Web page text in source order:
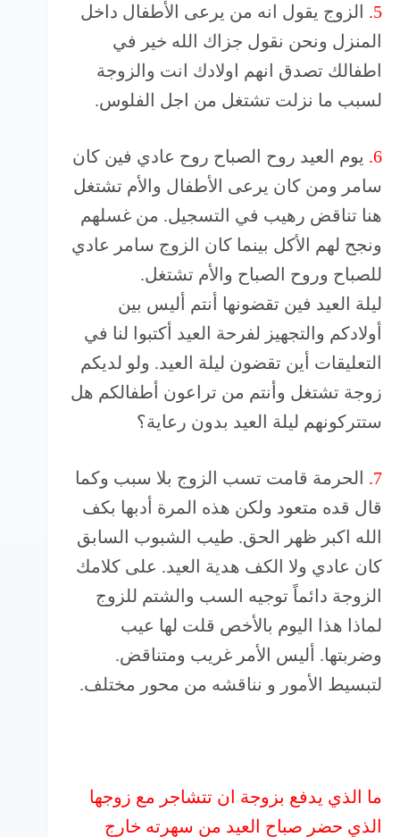
5. الزوج يقول انه من يرعى الأطفال داخل
المنزل ونحن نقول جزاك الله خير في
اطفالك تصدق انهم اولادك انت والزوجة
لسبب ما نزلت تشتغل من اجل الفلوس.
6. يوم العيد روح الصباح روح عادي فين كان
سامر ومن كان يرعى الأطفال والأم تشتغل
هنا تناقض رهيب في التسجيل. من غسلهم
ونجح لهم الأكل بينما كان الزوج سامر عادي
للصباح وروح الصباح والأم تشتغل.
ليلة العيد فين تقضونها أنتم أليس بين
أولادكم والتجهيز لفرحة العيد أكتبوا لنا في
التعليقات أين تقضون ليلة العيد. ولو لديكم
زوجة تشتغل وأنتم من تراعون أطفالكم هل
ستتركونهم ليلة العيد بدون رعاية؟
7. الحرمة قامت تسب الزوج بلا سبب وكما
قال قده متعود ولكن هذه المرة أدبها بكف
الله اكبر ظهر الحق. طيب الشبوب السابق
كان عادي ولا الكف هدية العيد. على كلامك
الزوجة دائماً توجيه السب والشتم للزوج
لماذا هذا اليوم بالأخص قلت لها عيب
وضربتها. أليس الأمر غريب ومتناقض.
لتبسيط الأمور و نناقشه من محور مختلف.
ما الذي يدفع بزوجة ان تتشاجر مع زوجها
الذي حضر صباح العيد من سهرته خارج